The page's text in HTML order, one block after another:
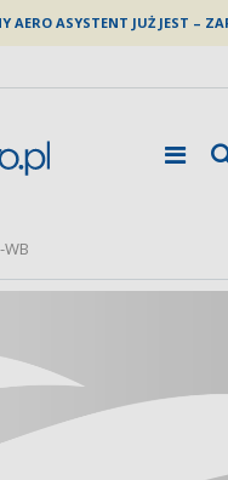
AERO ASYSTENT JUŻ JEST –
WB